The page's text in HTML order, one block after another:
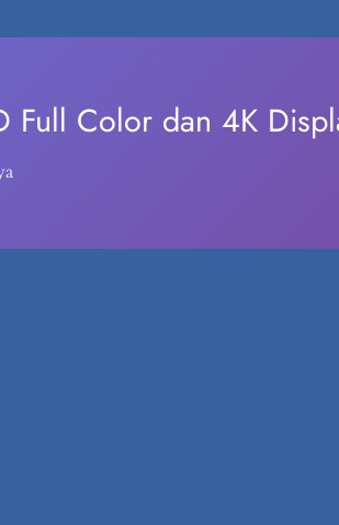
Full Color dan 4K